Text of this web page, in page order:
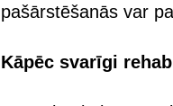
pašārstēšanās var
Kāpēc svarīgi